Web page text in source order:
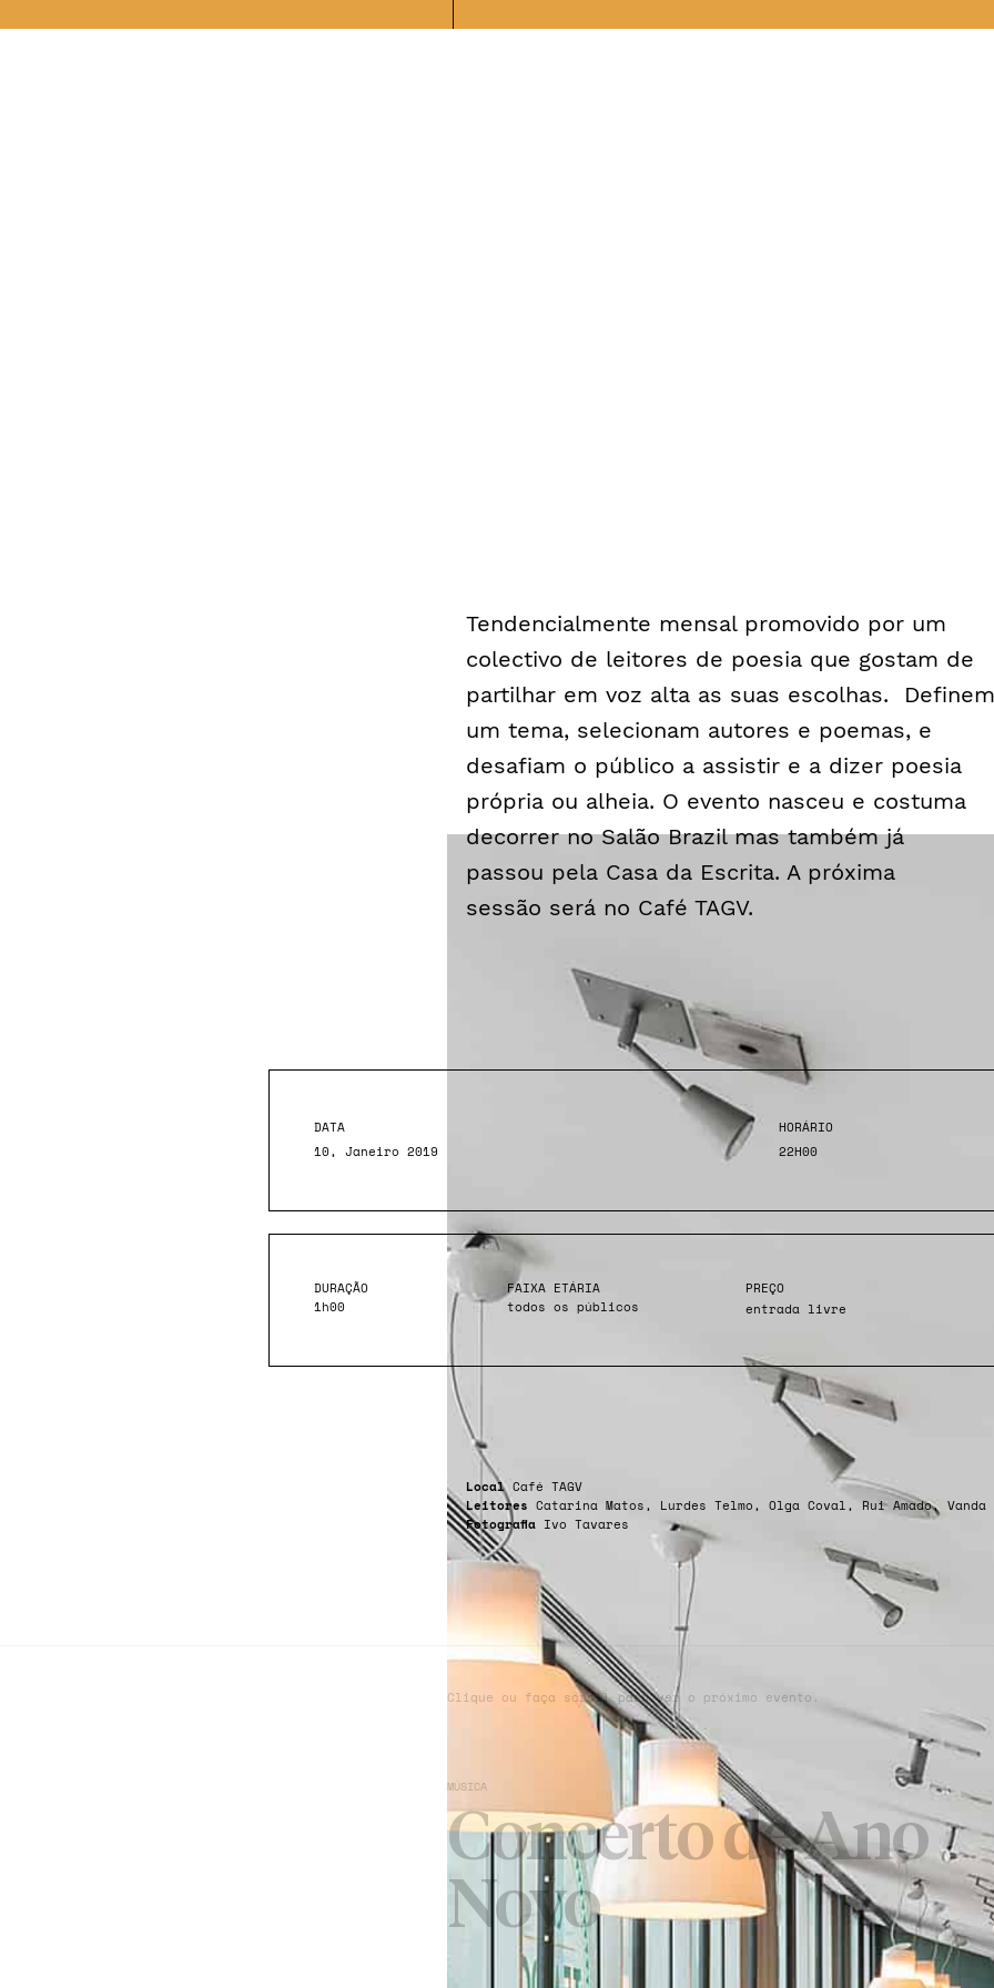
Tendencialmente mensal promovido por um
colectivo de leitores de poesia que gostam de
partilhar em voz alta as suas escolhas. Definem
um tema, selecionam autores e poemas, e
desafiam o público a assistir e a dizer poesia
própria ou alheia. O evento nasceu e costuma
decorrer no Salão Brazil mas também já
passou pela Casa da Escrita. A próxima
sessão será no Café TAGV.
DATA
10, Janeiro 2019
HORÁRIO
22H00
DURAÇÃO
1h00
FAIXA ETÁRIA
todos os públicos
PREÇO
entrada livre
LocalCafé TAGV
Leitores Catarina Matos, Lurdes Telmo, Olga Coval, Rui Amado, Vanda
Fotografia Ivo Tavares
Clique ou faça scroll para ver o próximo evento.
MÚSICA
Concerto de Ano
Novo